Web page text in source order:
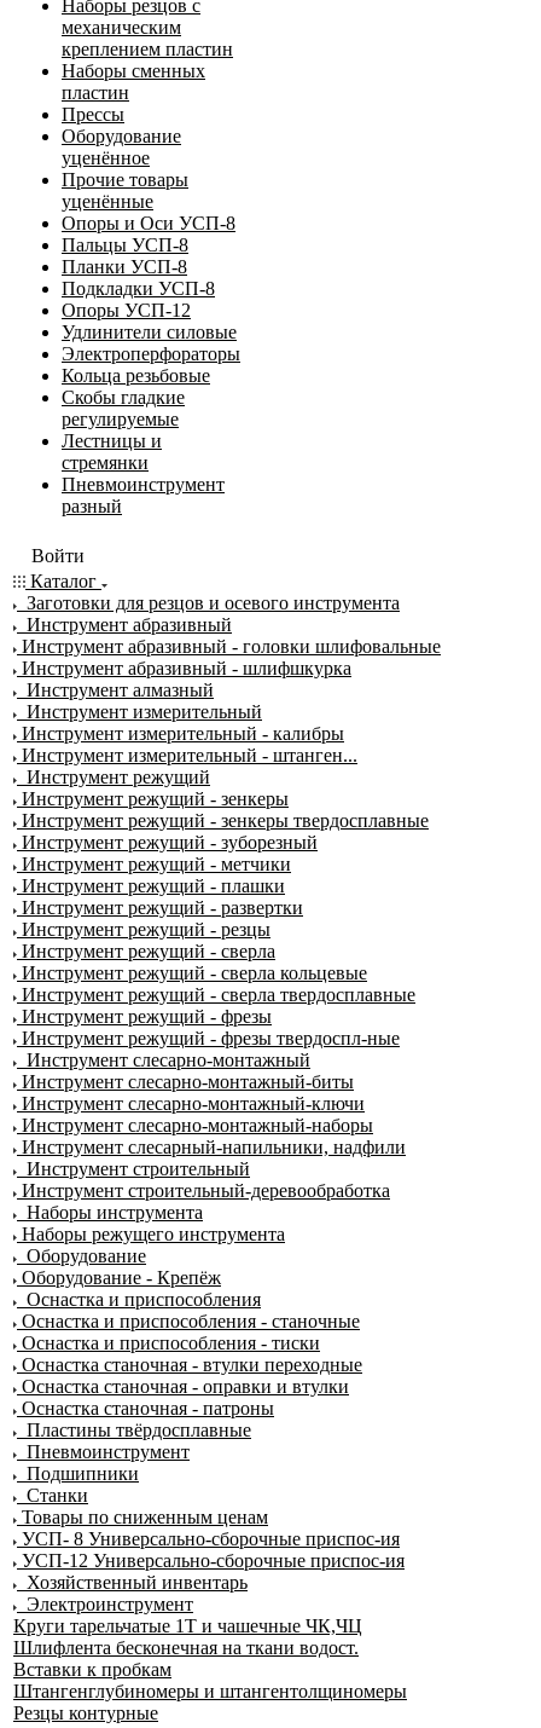
Наборы резцов с
механическим
креплением пластин
Наборы сменных
пластин
Прессы
Оборудование
уценённое
Прочие товары
уценённые
Опоры и Оси УСП-8
Пальцы УСП-8
Планки УСП-8
Подкладки УСП-8
Опоры УСП-12
Удлинители силовые
Электроперфораторы
Кольца резьбовые
Скобы гладкие
регулируемые
Лестницы и
стремянки
Пневмоинструмент
разный
Войти
Каталог
Заготовки для резцов и осевого инструмента
Инструмент абразивный
Инструмент абразивный - головки шлифовальные
Инструмент абразивный - шлифшкурка
Инструмент алмазный
Инструмент измерительный
Инструмент измерительный - калибры
Инструмент измерительный - штанген...
Инструмент режущий
Инструмент режущий - зенкеры
Инструмент режущий - зенкеры твердосплавные
Инструмент режущий - зуборезный
Инструмент режущий - метчики
Инструмент режущий - плашки
Инструмент режущий - развертки
Инструмент режущий - резцы
Инструмент режущий - сверла
Инструмент режущий - сверла кольцевые
Инструмент режущий - сверла твердосплавные
Инструмент режущий - фрезы
Инструмент режущий - фрезы твердоспл-ные
Инструмент слесарно-монтажный
Инструмент слесарно-монтажный-биты
Инструмент слесарно-монтажный-ключи
Инструмент слесарно-монтажный-наборы
Инструмент слесарный-напильники, надфили
Инструмент строительный
Инструмент строительный-деревообработка
Наборы инструмента
Наборы режущего инструмента
Оборудование
Оборудование - Крепёж
Оснастка и приспособления
Оснастка и приспособления - станочные
Оснастка и приспособления - тиски
Оснастка станочная - втулки переходные
Оснастка станочная - оправки и втулки
Оснастка станочная - патроны
Пластины твёрдосплавные
Пневмоинструмент
Подшипники
Станки
Товары по сниженным ценам
УСП- 8 Универсально-сборочные приспос-ия
УСП-12 Универсально-сборочные приспос-ия
Хозяйственный инвентарь
Электроинструмент
Круги тарельчатые 1Т и чашечные ЧК,ЧЦ
Шлифлента бесконечная на ткани водост.
Вставки к пробкам
Штангенглубиномеры и штангентолщиномеры
Резцы контурные